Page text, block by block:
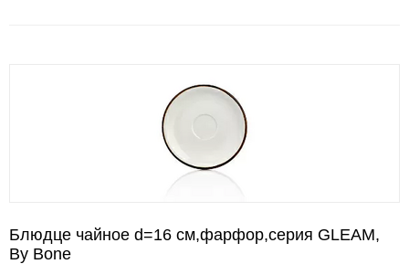
Блюдце чайное d=16 cм,фарфор,серия GLEAM,
By Bone